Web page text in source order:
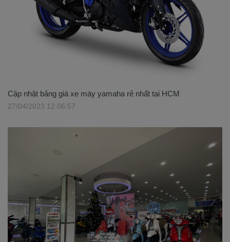
Cập nhật bảng giá xe máy yamaha rẻ nhất tại HCM
27/04/2023 12:06:57